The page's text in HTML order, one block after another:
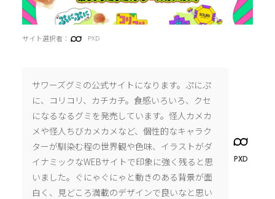
サイト選択者： PXD
サワーズグミの公式サイトになります。ぷにぷ
に、コリコリ、カチカチ。食感いろいろ、クセ
になるなるグミを発売しています。怪人カメカ
メや怪人ちびカメカメなど、個性的なキャラク
ターが馴染む程の世界観や色味、イラストがダ
イナミックなWEBサイトで印象に強く残ると思
いました。ぐにゃぐにゃと動きのある背景が面
白く、見どころ満載のデザインで良いなと思い
PXD